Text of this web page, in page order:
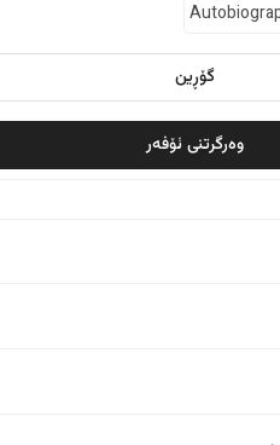
گۆڕین
وەرگرتنی ئۆفەر